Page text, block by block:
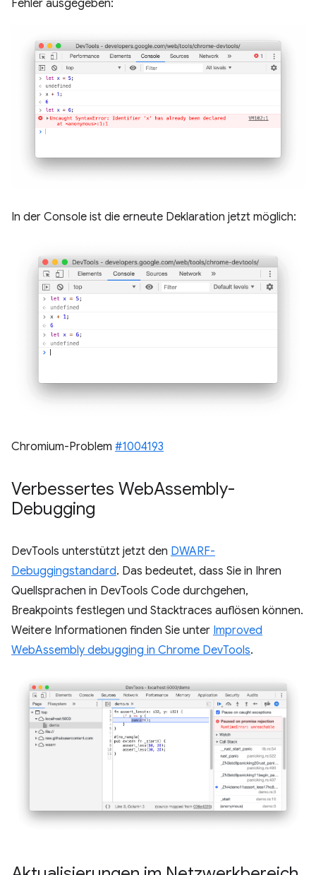
Fehler ausgegeben:
In der Console ist die erneute Deklaration jetzt möglich:
Chromium-Problem #1004193
Verbessertes WebAssembly-
Debugging
DevTools unterstützt jetzt den DWARF-
Debuggingstandard. Das bedeutet, dass Sie in Ihren
Quellsprachen in DevTools Code durchgehen,
Breakpoints festlegen und Stacktraces auflösen können.
Weitere Informationen finden Sie unter Improved
WebAssembly debugging in Chrome DevTools.